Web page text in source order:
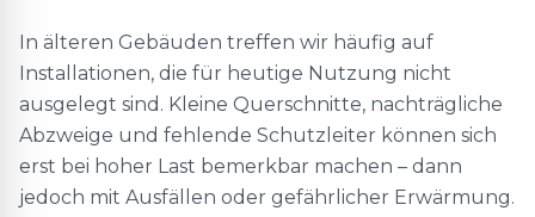
In älteren Gebäuden treffen wir häufig auf
Installationen, die für heutige Nutzung nicht
ausgelegt sind. Kleine Querschnitte, nachträgliche
Abzweige und fehlende Schutzleiter können sich
erst bei hoher Last bemerkbar machen – dann
jedoch mit Ausfällen oder gefährlicher Erwärmung.